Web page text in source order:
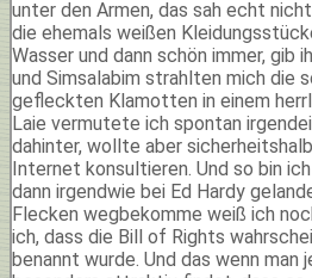
unter den Armen, das sah echt
die ehemals weißen
Wasser und dann schön immer, gib
und Simsalabim strahlten mich die
gefleckten Klamotten in einem
Laie vermutete ich spontan
dahinter, wollte aber
Internet konsultieren. Und so bin
dann irgendwie bei Ed Hardy
Flecken wegbekomme weiß ich
ich, dass die Bill of Rights
benannt wurde. Und das wenn man